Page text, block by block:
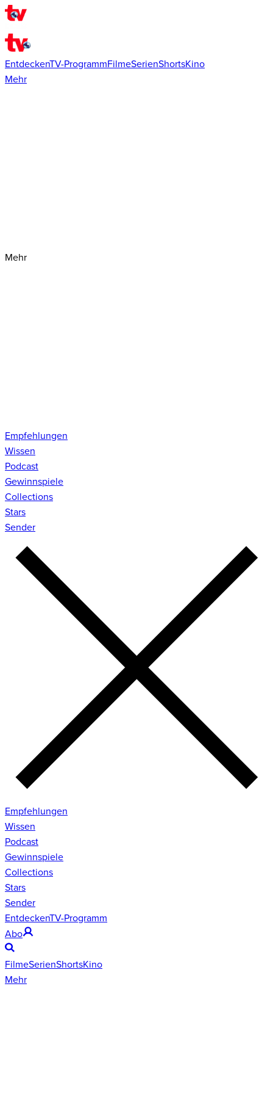
EntdeckenTV-ProgrammFilmeSerienShortsKino
Mehr
Mehr
Empfehlungen
Wissen
Podcast
Gewinnspiele
Collections
Stars
Sender
Empfehlungen
Wissen
Podcast
Gewinnspiele
Collections
Stars
Sender
EntdeckenTV-Programm
Abo
FilmeSerienShortsKino
Mehr